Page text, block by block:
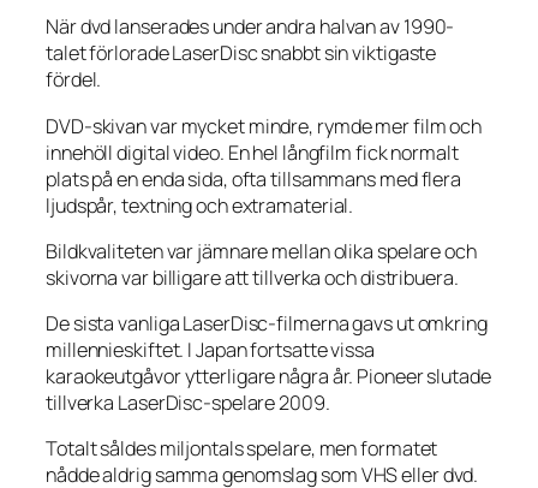
När dvd lanserades under andra halvan av 1990-
talet förlorade LaserDisc snabbt sin viktigaste
fördel.
DVD-skivan var mycket mindre, rymde mer film och
innehöll digital video. En hel långfilm fick normalt
plats på en enda sida, ofta tillsammans med flera
ljudspår, textning och extramaterial.
Bildkvaliteten var jämnare mellan olika spelare och
skivorna var billigare att tillverka och distribuera.
De sista vanliga LaserDisc-filmerna gavs ut omkring
millennieskiftet. I Japan fortsatte vissa
karaokeutgåvor ytterligare några år. Pioneer slutade
tillverka LaserDisc-spelare 2009.
Totalt såldes miljontals spelare, men formatet
nådde aldrig samma genomslag som VHS eller dvd.